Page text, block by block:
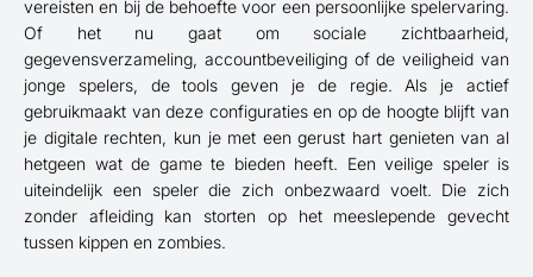
vereisten en bij de behoefte voor een persoonlijke spelervaring.
Of het nu gaat om sociale zichtbaarheid,
gegevensverzameling, accountbeveiliging of de veiligheid van
jonge spelers, de tools geven je de regie. Als je actief
gebruikmaakt van deze configuraties en op de hoogte blijft van
je digitale rechten, kun je met een gerust hart genieten van al
hetgeen wat de game te bieden heeft. Een veilige speler is
uiteindelijk een speler die zich onbezwaard voelt. Die zich
zonder afleiding kan storten op het meeslepende gevecht
tussen kippen en zombies.